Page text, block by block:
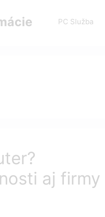
PC Služba
aj firmy